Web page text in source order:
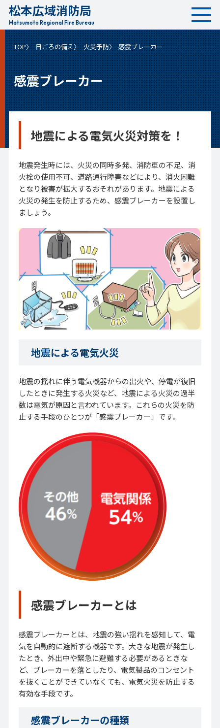
へ
移
動
松本広域消防局
Matsumoto Regional Fire Bureau
TOP 日ごろの備え 火災予防 感震ブレーカー
感震ブレーカー
地震による電気火災対策を！
地震発生時には、火災の同時多発、消防車の不足、消
火栓の使用不可、道路通行障害などにより、消火困難
となり被害が拡大するおそれがあります。地震による
火災の発生を防止するため、感震ブレーカーを設置し
ましょう。
地震による電気火災
地震の揺れに伴う電気機器からの出火や、停電が復旧
したときに発生する火災など、地震による火災の過半
数は電気が原因と言われています。これらの火災を防
止する手段のひとつが「感震ブレーカー」です。
感震ブレーカーとは
感震ブレーカーとは、地震の強い揺れを感知して、電
気を自動的に遮断する機器です。大きな地震が発生し
たとき、外出中や緊急に避難する必要があるときな
ど、ブレーカーを落としたり、電気製品のコンセント
を抜くことができていなくても、電気火災を防止する
有効な手段です。
感震ブレーカーの種類